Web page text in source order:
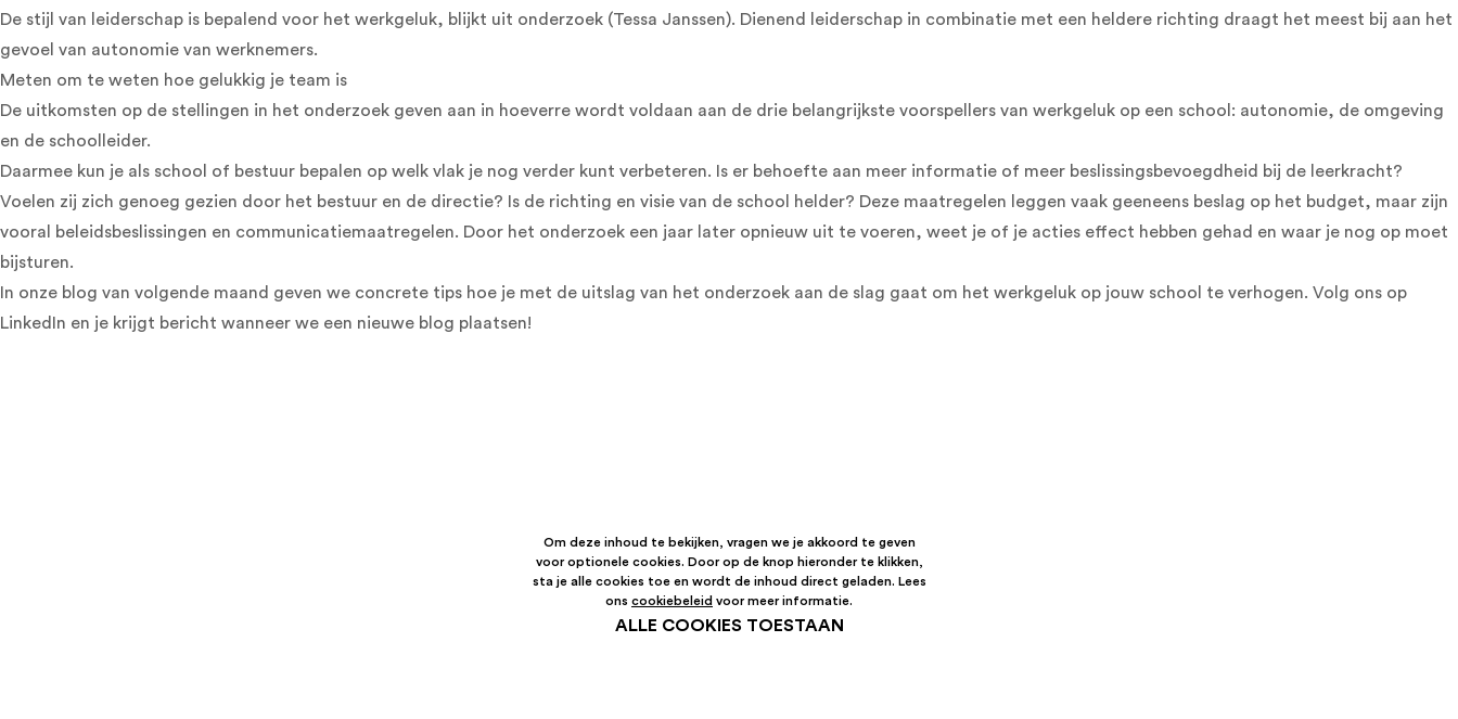
De stijl van leiderschap is bepalend voor het werkgeluk, blijkt uit onderzoek (Tessa Janssen). Dienend leiderschap in combinatie met een heldere richting draagt het meest bij aan het
gevoel van autonomie van werknemers.
Meten om te weten hoe gelukkig je team is
De uitkomsten op de stellingen in het onderzoek geven aan in hoeverre wordt voldaan aan de drie belangrijkste voorspellers van werkgeluk op een school: autonomie, de omgeving
en de schoolleider.
Daarmee kun je als school of bestuur bepalen op welk vlak je nog verder kunt verbeteren. Is er behoefte aan meer informatie of meer beslissingsbevoegdheid bij de leerkracht?
Voelen zij zich genoeg gezien door het bestuur en de directie? Is de richting en visie van de school helder? Deze maatregelen leggen vaak geeneens beslag op het budget, maar zijn
vooral beleidsbeslissingen en communicatiemaatregelen. Door het onderzoek een jaar later opnieuw uit te voeren, weet je of je acties effect hebben gehad en waar je nog op moet
bijsturen.
In onze blog van volgende maand geven we concrete tips hoe je met de uitslag van het onderzoek aan de slag gaat om het werkgeluk op jouw school te verhogen. Volg ons op
LinkedIn en je krijgt bericht wanneer we een nieuwe blog plaatsen!
Om deze inhoud te bekijken, vragen we je akkoord te geven
voor optionele cookies. Door op de knop hieronder te klikken,
sta je alle cookies toe en wordt de inhoud direct geladen. Lees
ons cookiebeleid voor meer informatie.
ALLE COOKIES TOESTAAN